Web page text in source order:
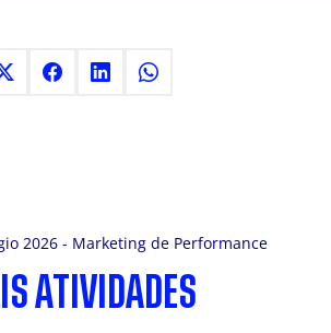
2026 - Marketing de Performance
ATIVIDADES